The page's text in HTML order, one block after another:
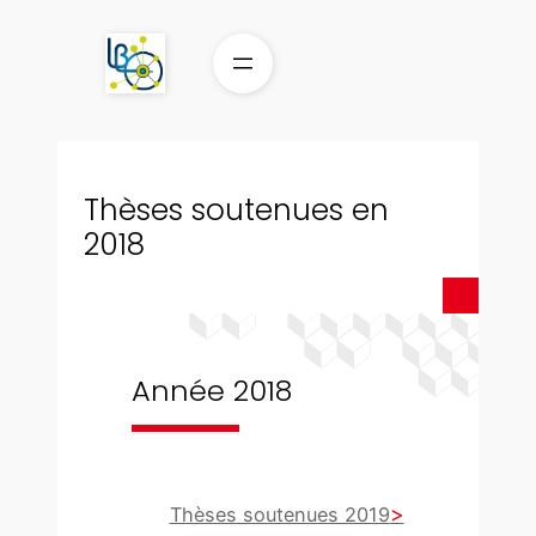
Thèses soutenues en
2018
Année 2018
Thèses soutenues 2019